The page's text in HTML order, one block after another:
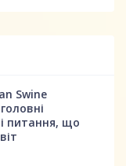
Swine
питання, що